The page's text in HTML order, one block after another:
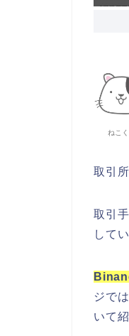
ねこく
取引
取引
して
ジで
いて